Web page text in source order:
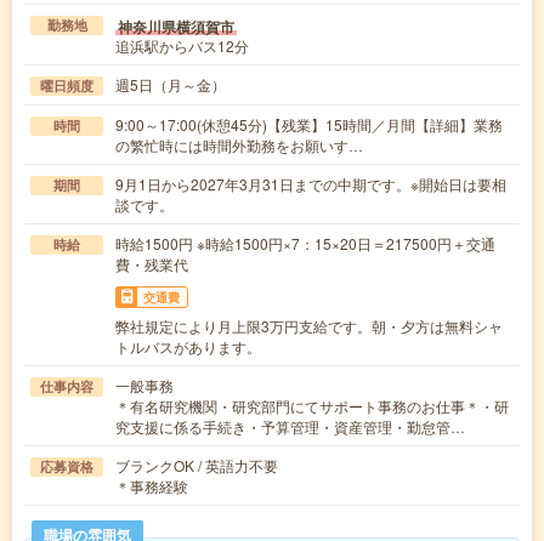
勤務地 神奈川県横須賀市
追浜駅からバス12分
曜日頻度 週5日（月～金）
時間
9:00～17:00(休憩45分)【残業】15時間／月間【詳細】業務
の繁忙時には時間外勤務をお願いす…
期間
9月1日から2027年3月31日までの中期です。※開始日は要相
談です。
時給
時給1500円 ※時給1500円×7：15×20日＝217500円＋交通
費・残業代
交通費
弊社規定により月上限3万円支給です。朝・夕方は無料シャ
トルバスがあります。
仕事内容
一般事務
＊有名研究機関・研究部門にてサポート事務のお仕事＊・研
究支援に係る手続き・予算管理・資産管理・勤怠管…
応募資格
ブランクOK / 英語力不要
＊事務経験
職場の雰囲気